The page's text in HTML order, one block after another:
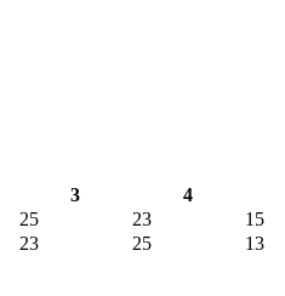
3 4
25 23 15
23 25 13